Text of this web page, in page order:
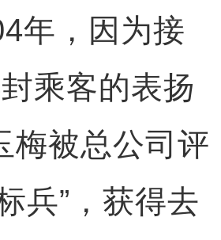
，因为接
乘客的表扬
梅被总公司评
兵”，获得去